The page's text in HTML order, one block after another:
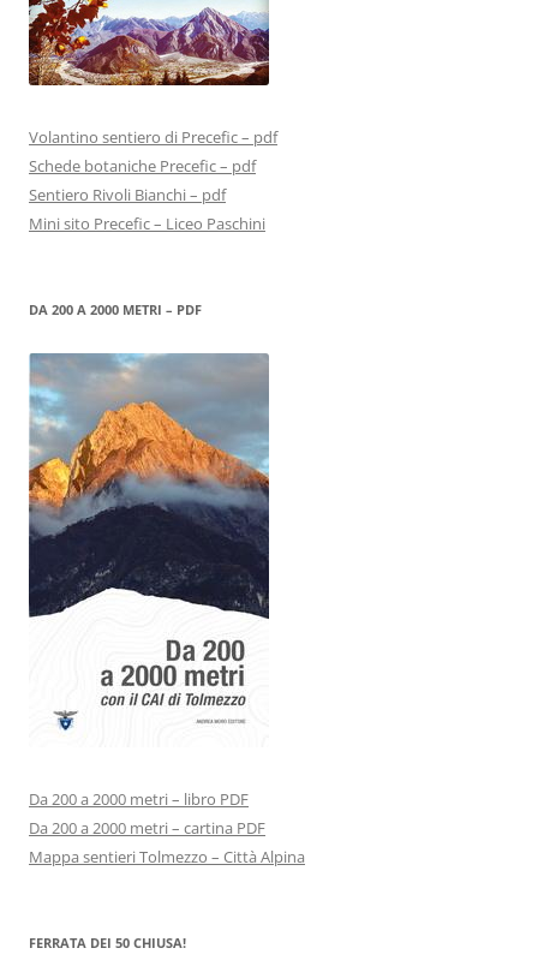
Volantino sentiero di Precefic – pdf
Schede botaniche Precefic – pdf
Sentiero Rivoli Bianchi – pdf
Mini sito Precefic – Liceo Paschini
DA 200 A 2000 METRI – PDF
Da 200 a 2000 metri – libro PDF
Da 200 a 2000 metri – cartina PDF
Mappa sentieri Tolmezzo – Città Alpina
FERRATA DEI 50 CHIUSA!